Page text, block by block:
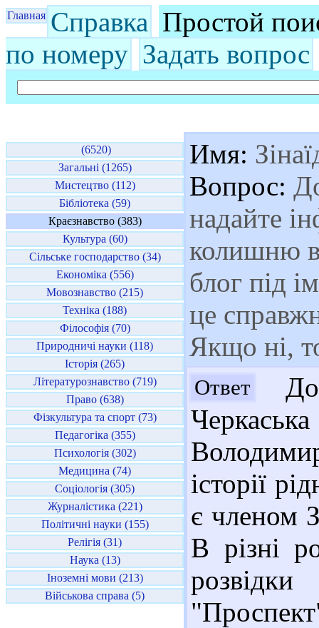
Главная Справка Простой
по номеру Задать вопрос
(6520)
Загальні (1265)
Мистецтво (112)
Бібліотека (59)
Краєзнавство (383)
Культура (60)
Сільське господарство (34)
Економіка (556)
Мовознавство (215)
Техніка (188)
Філософія (70)
Природничі науки (118)
Історія (265)
Літературознавство (719)
Право (638)
Фізкультура та спорт (73)
Педагогіка (355)
Психологія (302)
Медицина (74)
Соціологія (305)
Журналістика (221)
Політичні науки (155)
Релігія (31)
Наука (13)
Іноземні мови (213)
Військова справа (5)
Имя:
Вопрос:
надайте
колишню
блог під
це
Якщо ні,
Ответ
історії
є членом
В різні